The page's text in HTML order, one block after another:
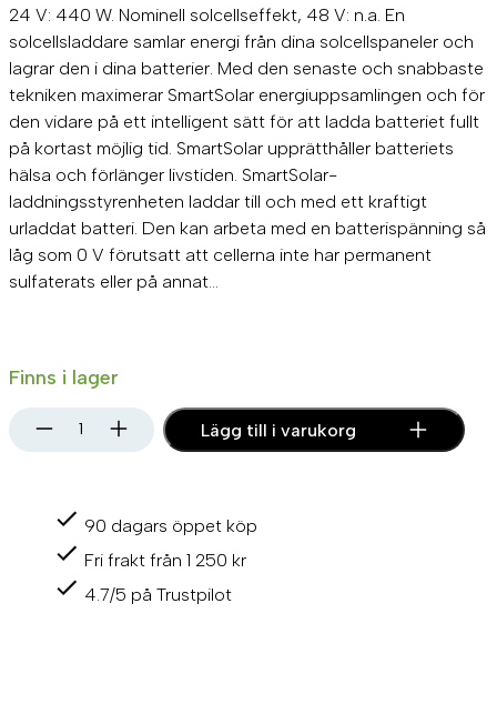
24 V: 440 W. Nominell solcellseffekt, 48 V: n.a. En
solcellsladdare samlar energi från dina solcellspaneler och
lagrar den i dina batterier. Med den senaste och snabbaste
tekniken maximerar SmartSolar energiuppsamlingen och för
den vidare på ett intelligent sätt för att ladda batteriet fullt
på kortast möjlig tid. SmartSolar upprätthåller batteriets
hälsa och förlänger livstiden. SmartSolar-
laddningsstyrenheten laddar till och med ett kraftigt
urladdat batteri. Den kan arbeta med en batterispänning så
låg som 0 V förutsatt att cellerna inte har permanent
sulfaterats eller på annat…
Finns i lager
V
Lägg till i varukorg
90 dagars öppet köp
Fri frakt från 1 250 kr
4.7/5 på Trustpilot